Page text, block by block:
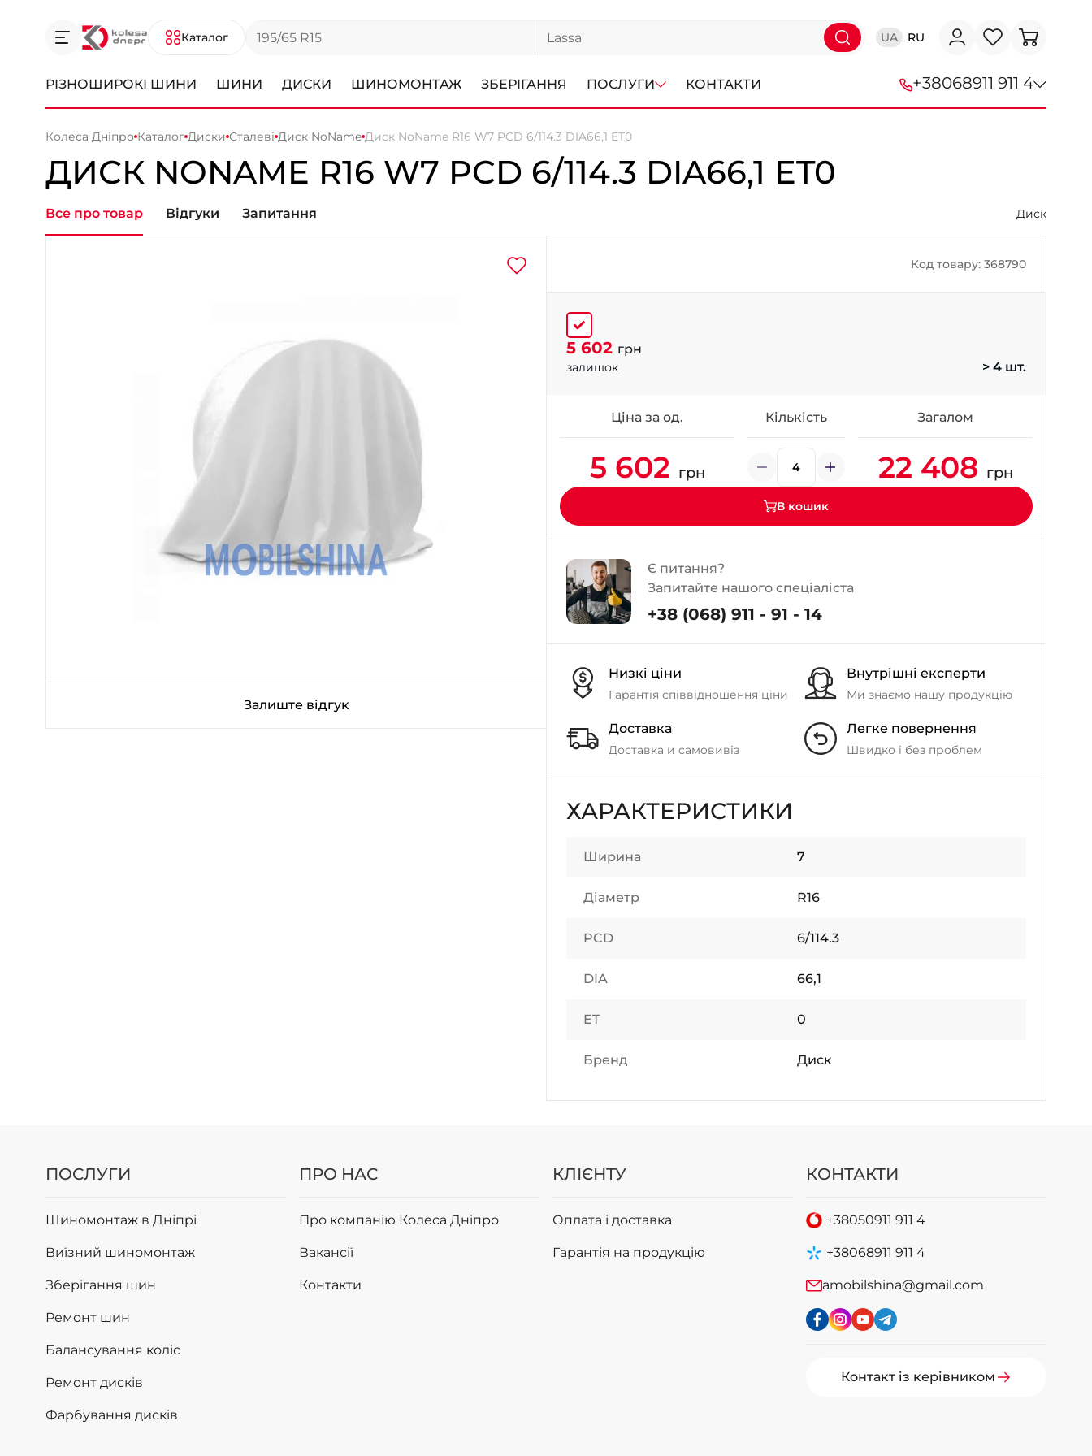
Каталог UA RU
РІЗНОШИРОКІ ШИНИ ШИНИ ДИСКИ ШИНОМОНТАЖ ЗБЕРІГАННЯ ПОСЛУГИ КОНТАКТИ +38068911 911 4
+38 (095) 276-44-44
- Донецьке шосе
+38 (050)-911-911-2
- Щепкіна
+38 (099)-643-33-77
Колеса Дніпро Каталог Диски Сталеві Диск NoName Диск NoName R16 W7 PCD 6/114.3 DIA66,1 ET0
ДИСК NONAME R16 W7 PCD 6/114.3 DIA66,1 ET0
Диск
Все про товар Відгуки Запитання
Залиште відгук
Код товару: 368790
5 602 грн
залишок > 4 шт.
Ціна за од. Кількість Загалом
5 602 грн 22 408 грн
В кошик
Є питання?
Запитайте нашого спеціаліста
+38 (068) 911 - 91 - 14
Низкі ціни
Гарантія співвідношення ціни
Внутрішні експерти
Ми знаємо нашу продукцію
Доставка
Доставка и самовивіз
Легке повернення
Швидко і без проблем
ХАРАКТЕРИСТИКИ
Ширина 7
Діаметр R16
PCD 6/114.3
DIA 66,1
ET 0
Бренд Диск
ПОСЛУГИ
Шиномонтаж в Дніпрі
Виїзний шиномонтаж
Зберігання шин
Ремонт шин
Балансування коліс
Ремонт дисків
Фарбування дисків
ПРО НАС
Про компанію Колеса Дніпро
Вакансії
Контакти
КЛІЄНТУ
Оплата і доставка
Гарантія на продукцію
КОНТАКТИ
+38050911 911 4
+38068911 911 4
amobilshina@gmail.com
Контакт із керівником